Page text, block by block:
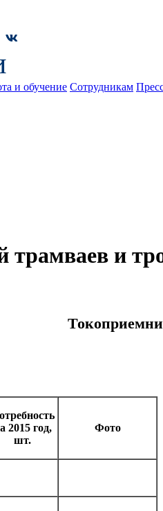
и обучение Сотрудникам
трамваев и
2015 год,
шт.
Фото